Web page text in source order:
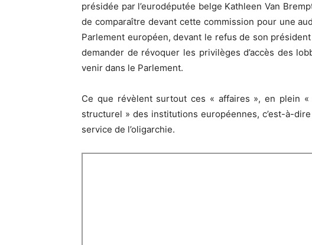
présidée par l’eurodéputée belge Kathleen Van
de comparaître devant cette commission pour une
Parlement européen, devant le refus de son
demander de révoquer les privilèges d’accès des
venir dans le Parlement.
Ce que révèlent surtout ces « affaires », en plein «
structurel » des institutions européennes, c’est-à-
service de l’oligarchie.